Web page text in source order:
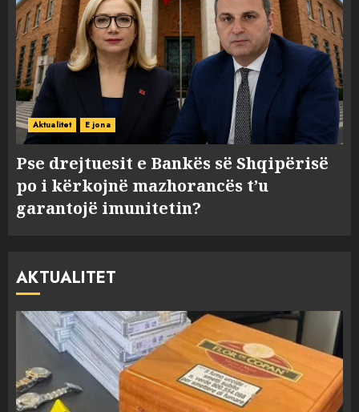
Aktualitet E jona
Pse drejtuesit e Bankës së Shqipërisë
po i kërkojnë mazhorancës t’u
garantojë imunitetin?
AKTUALITET